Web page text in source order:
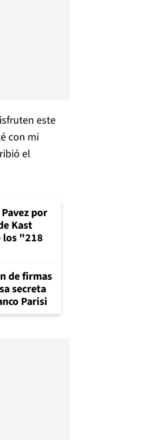
este
con mi
el
por
Kast
los "218
de firmas
secreta
Parisi